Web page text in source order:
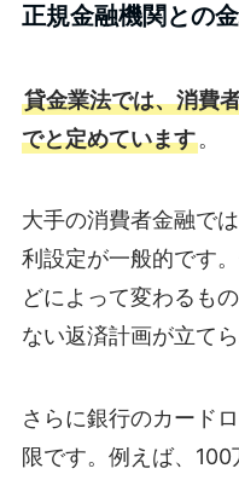
正規金融機関との
貸金業法では、消費
でと定めています。
大手の消費者金融で
利設定が一般的です
どによって変わるも
ない返済計画が立てら
さらに銀行のカード
限です。例えば、